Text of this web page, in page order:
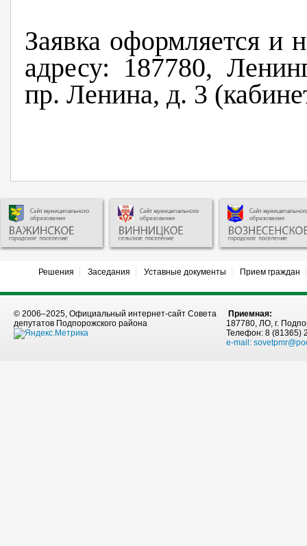
Заявка оформляется и
адресу: 187780,
пр. Ленина, д. 3
Решения Заседания Уставные документы Прием граждан
© 2006–2025, Официальный интернет-сайт Совета
депутатов Подпорожского района
Приемная:
187780, ЛО, г.
Телефон: 8 (81365)
e-mail: